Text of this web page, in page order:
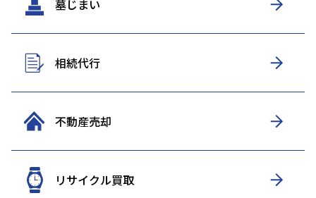
墓じまい
相続代行
不動産売却
リサイクル買取